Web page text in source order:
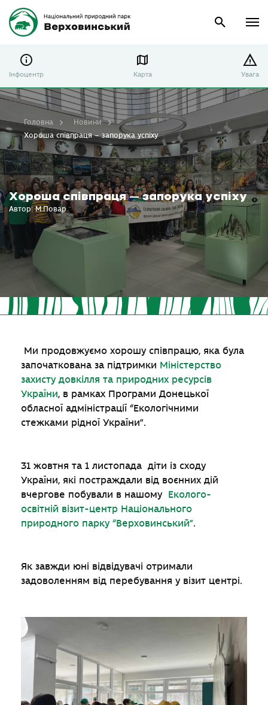
Інфоцентр Карта Увага
Хороша співпраця – запорука успіху
Автор: М.Повар
Головна
Новини
Хороша співпраця – запорука успіху
Ми продовжуємо хорошу співпрацю, яка була
започаткована за підтримки Міністерство
захисту довкілля та природних ресурсів
України, в рамках Програми Донецької
обласної адміністрації “Екологічними
стежками рідної України”.
31 жовтня та 1 листопада діти із сходу
України, які постраждали від воєнних дій
вчергове побували в нашому Еколого-
освітній візит-центр Національного
природного парку “Верховинський”.
Як завжди юні відвідувачі отримали
задоволенням від перебування у візит центрі.